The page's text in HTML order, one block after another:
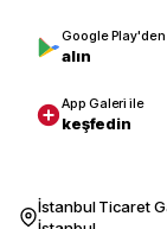
Google Play'den
alın
App Galeri ile
keşfedin
İstanbul Ticaret